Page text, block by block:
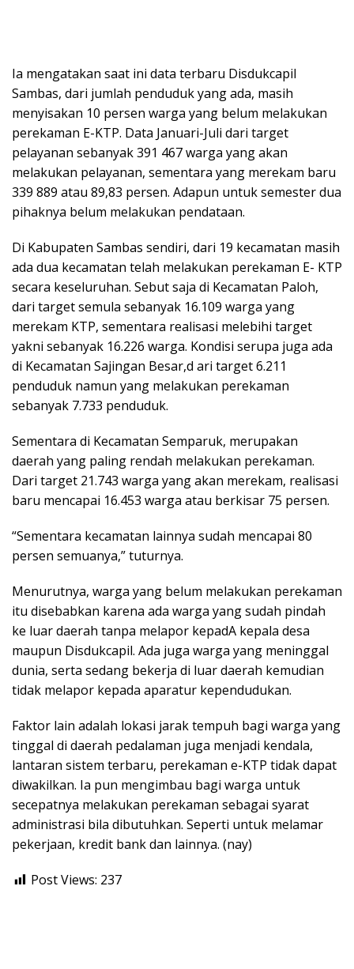
Ia mengatakan saat ini data terbaru Disdukcapil
Sambas, dari jumlah penduduk yang ada, masih
menyisakan 10 persen warga yang belum melakukan
perekaman E-KTP. Data Januari-Juli dari target
pelayanan sebanyak 391 467 warga yang akan
melakukan pelayanan, sementara yang merekam baru
339 889 atau 89,83 persen. Adapun untuk semester dua
pihaknya belum melakukan pendataan.
Di Kabupaten Sambas sendiri, dari 19 kecamatan masih
ada dua kecamatan telah melakukan perekaman E- KTP
secara keseluruhan. Sebut saja di Kecamatan Paloh,
dari target semula sebanyak 16.109 warga yang
merekam KTP, sementara realisasi melebihi target
yakni sebanyak 16.226 warga. Kondisi serupa juga ada
di Kecamatan Sajingan Besar,d ari target 6.211
penduduk namun yang melakukan perekaman
sebanyak 7.733 penduduk.
Sementara di Kecamatan Semparuk, merupakan
daerah yang paling rendah melakukan perekaman.
Dari target 21.743 warga yang akan merekam, realisasi
baru mencapai 16.453 warga atau berkisar 75 persen.
“Sementara kecamatan lainnya sudah mencapai 80
persen semuanya,” tuturnya.
Menurutnya, warga yang belum melakukan perekaman
itu disebabkan karena ada warga yang sudah pindah
ke luar daerah tanpa melapor kepadA kepala desa
maupun Disdukcapil. Ada juga warga yang meninggal
dunia, serta sedang bekerja di luar daerah kemudian
tidak melapor kepada aparatur kependudukan.
Faktor lain adalah lokasi jarak tempuh bagi warga yang
tinggal di daerah pedalaman juga menjadi kendala,
lantaran sistem terbaru, perekaman e-KTP tidak dapat
diwakilkan. Ia pun mengimbau bagi warga untuk
secepatnya melakukan perekaman sebagai syarat
administrasi bila dibutuhkan. Seperti untuk melamar
pekerjaan, kredit bank dan lainnya. (nay)
Post Views: 237